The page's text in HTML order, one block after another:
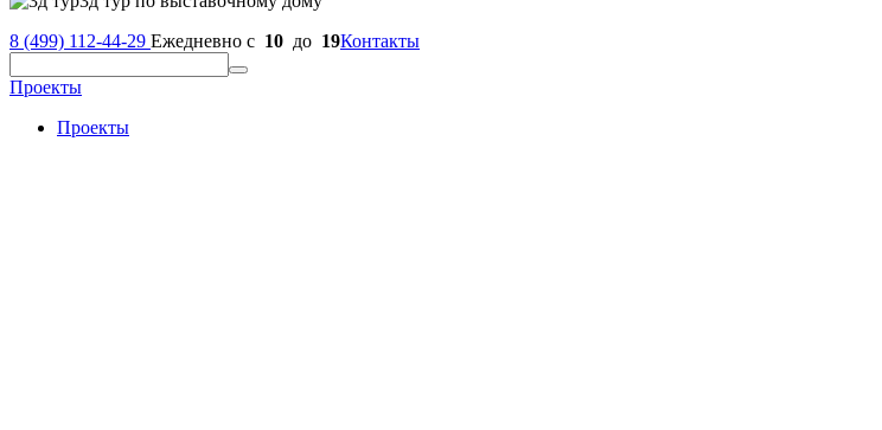
8 (499) 112-44-29 Ежедневно с 10 до 19Контакты
Проекты
Проекты